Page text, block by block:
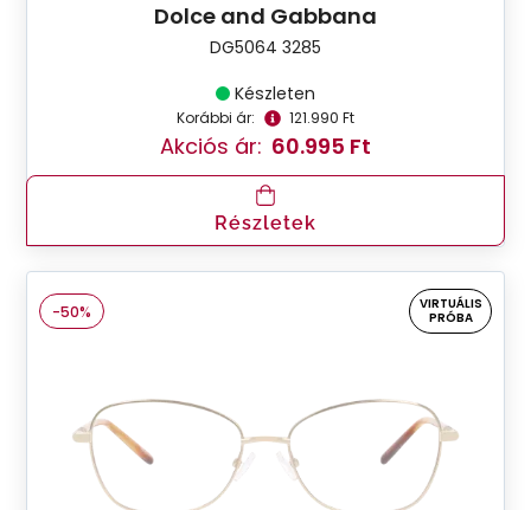
Dolce and Gabbana
DG5064 3285
Készleten
Korábbi ár: 121.990 Ft
Akciós ár: 60.995 Ft
Részletek
-50%
VIRTUÁLIS
PRÓBA